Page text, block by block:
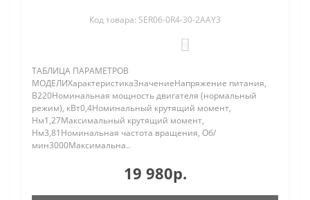
Код товара: SER06-0R4-30-2AAY3
ТАБЛИЦА ПАРАМЕТРОВ
МОДЕЛИХарактеристикаЗначениеНапряжение питания,
В220Номинальная мощность двигателя (нормальный
режим), кВт0,4Номинальный крутящий момент,
Нм1,27Максимальный крутящий момент,
Нм3,81Номинальная частота вращения, Об/
мин3000Максимальна..
19 980р.